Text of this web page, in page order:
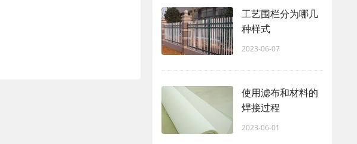
工艺围栏分为哪几
种样式
2023-06-07
使用滤布和材料的
焊接过程
2023-06-01